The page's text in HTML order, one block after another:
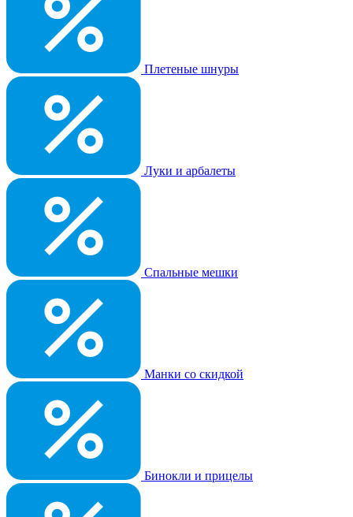
Плетеные шнуры
Луки и арбалеты
Спальные мешки
Манки со скидкой
Бинокли и прицелы